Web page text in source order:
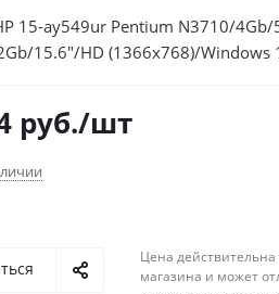
15-ay549ur Pentium N3710/4Gb/
15.6"/HD (1366x768)/Windows
руб./шт
Цена
магазина и может